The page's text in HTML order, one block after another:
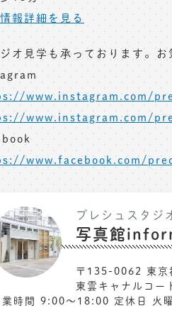
報詳細を見る
オ見学も承っております。
www.instagram.com/
www.instagram.com/
www.facebook.com/
プレシュスタジ
写真館
〒135-0062 東京
東雲キャナルコ
業時間 9:00〜18:00 定休日 火